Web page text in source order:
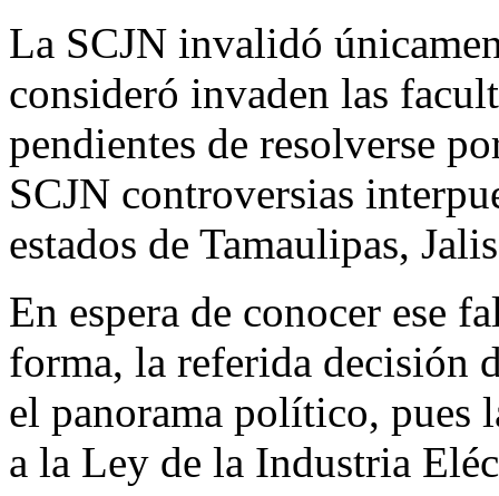
La SCJN invalidó
consideró invaden las
pendientes de resolverse
SCJN controversias
estados de Tamaulipas,
En espera de conocer ese
forma, la referida decisión
el panorama político, pues
a la Ley de la Industria